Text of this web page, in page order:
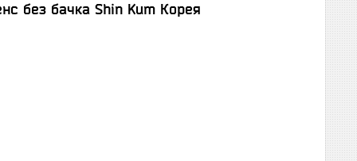
без бачка Shin Kum Корея